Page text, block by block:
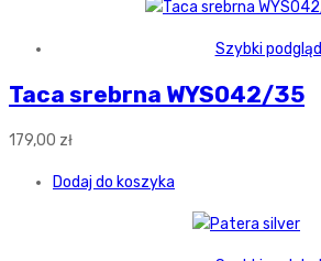
Szybki podgląd
Taca srebrna WYS042/35
179,00 zł
Dodaj do koszyka